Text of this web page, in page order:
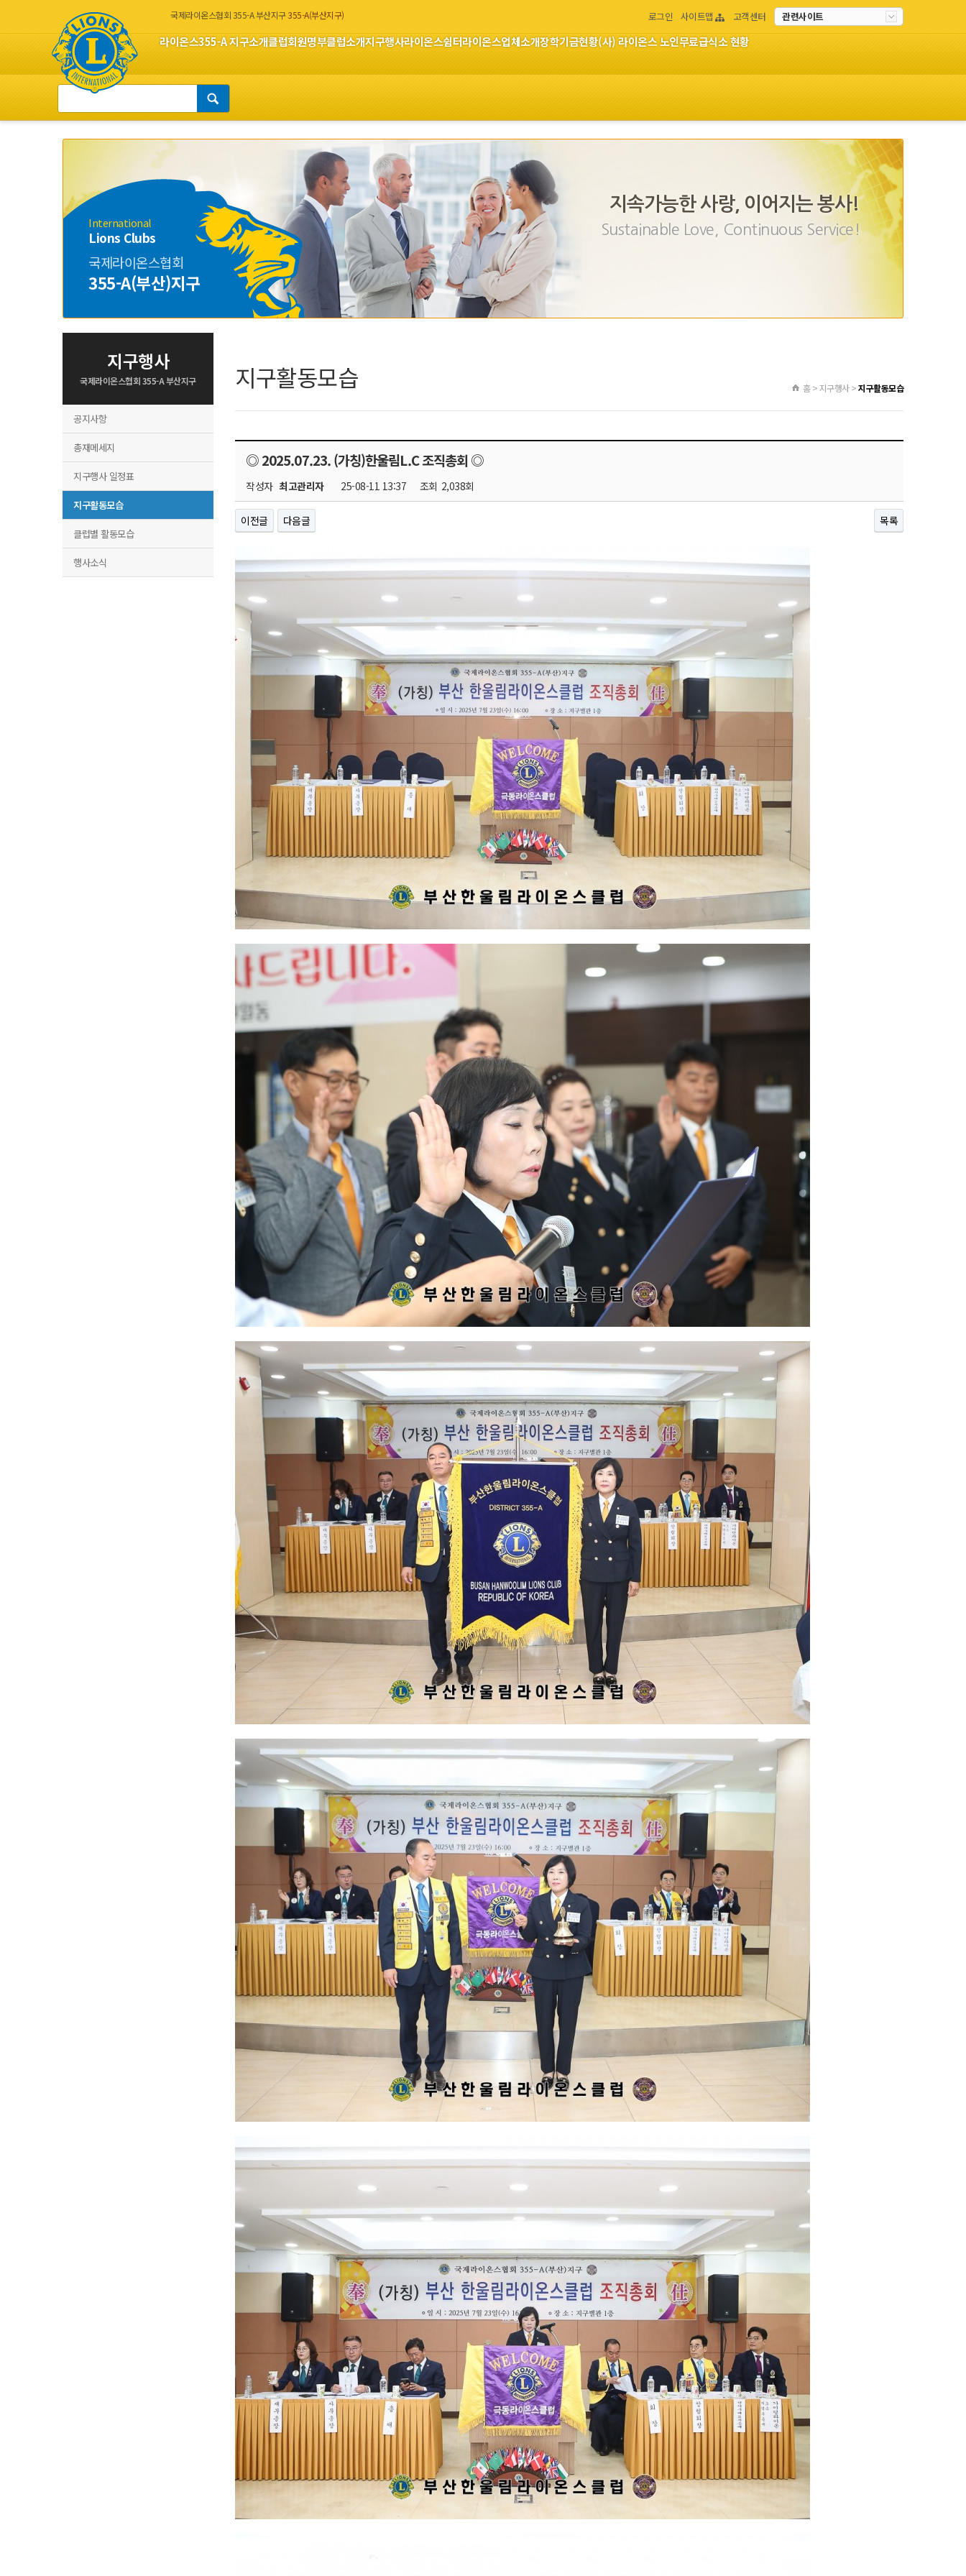
국제라이온스협회 355-A 부산지구355-A(부산지구) 로그인 사이트맵 고객센터 관련사이트
라이온스355-A 지구소개클럽회원명부클럽소개지구행사라이온스쉼터라이온스업체소개장학기금현황(사) 라이온스 노인무료급식소 현황
International
Lions Clubs
국제라이온스협회
355-A(부산)지구
지속가능한 사랑, 이어지는 봉사!
Sustainable Love, Continuous Service!
지구행사
국제라이온스협회 355-A 부산지구
공지사항
총재메세지
지구행사 일정표
지구활동모습
클럽별 활동모습
행사소식
지구활동모습 홈 > 지구행사 >지구활동모습
◎ 2025.07.23. (가칭)한울림L.C 조직총회 ◎
작성자 최고관리자 25-08-11 13:37 조회 2,038회
이전글 다음글 목록